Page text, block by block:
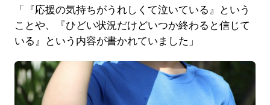
「『応援の気持ちがうれしくて泣いている』という
ことや、『ひどい状況だけどいつか終わると信じて
いる』という内容が書かれていました」